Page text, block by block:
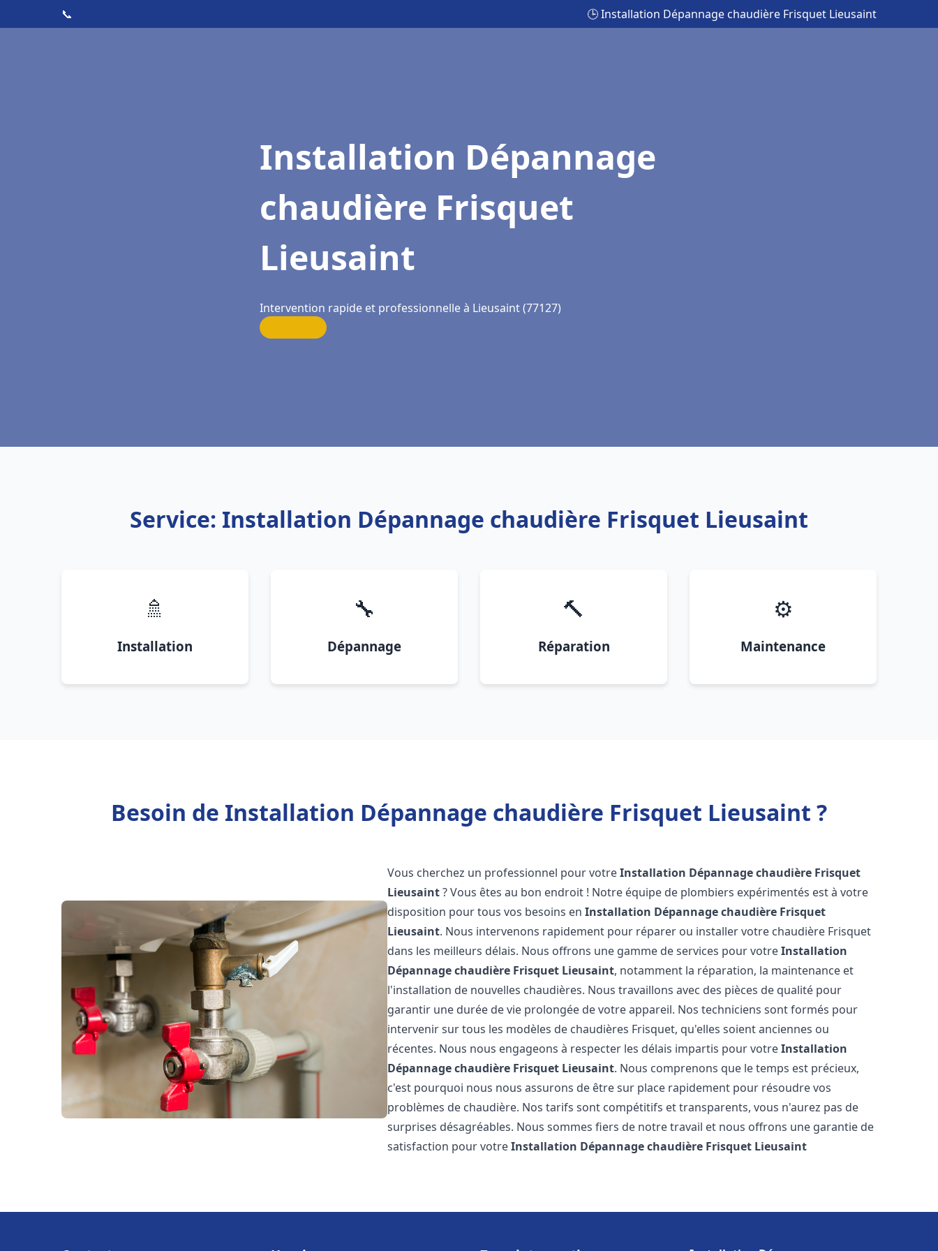
📞 🕒 Installation Dépannage chaudière Frisquet Lieusaint
Installation Dépannage
chaudière Frisquet
Lieusaint
Intervention rapide et professionnelle à Lieusaint (77127)
Service: Installation Dépannage chaudière Frisquet Lieusaint
🚿
Installation
🔧
Dépannage
🔨
Réparation
⚙️
Maintenance
Besoin de Installation Dépannage chaudière Frisquet Lieusaint ?
Vous cherchez un professionnel pour votreInstallation Dépannage chaudière Frisquet
Lieusaint? Vous êtes au bon endroit ! Notre équipe de plombiers expérimentés est à votre
disposition pour tous vos besoins enInstallation Dépannage chaudière Frisquet
Lieusaint. Nous intervenons rapidement pour réparer ou installer votre chaudière Frisquet
dans les meilleurs délais. Nous offrons une gamme de services pour votreInstallation
Dépannage chaudière Frisquet Lieusaint, notamment la réparation, la maintenance et
l'installation de nouvelles chaudières. Nous travaillons avec des pièces de qualité pour
garantir une durée de vie prolongée de votre appareil. Nos techniciens sont formés pour
intervenir sur tous les modèles de chaudières Frisquet, qu'elles soient anciennes ou
récentes. Nous nous engageons à respecter les délais impartis pour votreInstallation
Dépannage chaudière Frisquet Lieusaint. Nous comprenons que le temps est précieux,
c'est pourquoi nous nous assurons de être sur place rapidement pour résoudre vos
problèmes de chaudière. Nos tarifs sont compétitifs et transparents, vous n'aurez pas de
surprises désagréables. Nous sommes fiers de notre travail et nous offrons une garantie de
satisfaction pour votreInstallation Dépannage chaudière Frisquet Lieusaint